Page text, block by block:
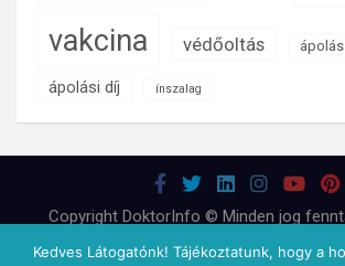
vakcina védőoltás ápolás
ápolási díj ínszalag
Copyright DoktorInfo © Minden jog
tartalma nem helyettesíti az orvossal,
Kedves Látogatónk! Tájékoztatunk, hogy a